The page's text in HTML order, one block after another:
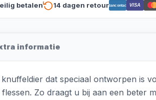
betalen 14 dagen retourBancontact VISA
informatie
dat speciaal ontworpen is
Zo draagt u bij aan een beter